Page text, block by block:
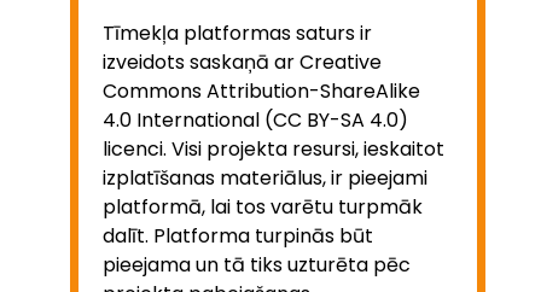
Tīmekļa platformas saturs ir
izveidots saskaņā ar Creative
Commons Attribution-ShareAlike
4.0 International (CC BY-SA 4.0)
licenci. Visi projekta resursi, ieskaitot
izplatīšanas materiālus, ir pieejami
platformā, lai tos varētu turpmāk
dalīt. Platforma turpinās būt
pieejama un tā tiks uzturēta pēc